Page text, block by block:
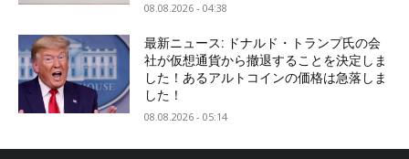
08.08.2026 - 04:38
最新ニュース: ドナルド・トランプ氏の会
社が仮想通貨から撤退することを決定しま
した！あるアルトコインの価格は急落しま
した！
08.08.2026 - 05:14